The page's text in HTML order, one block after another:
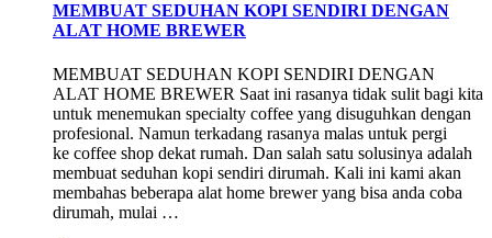
MEMBUAT SEDUHAN KOPI SENDIRI DENGAN
ALAT HOME BREWER
MEMBUAT SEDUHAN KOPI SENDIRI DENGAN
ALAT HOME BREWER Saat ini rasanya tidak sulit bagi kita
untuk menemukan specialty coffee yang disuguhkan dengan
profesional. Namun terkadang rasanya malas untuk pergi
ke coffee shop dekat rumah. Dan salah satu solusinya adalah
membuat seduhan kopi sendiri dirumah. Kali ini kami akan
membahas beberapa alat home brewer yang bisa anda coba
dirumah, mulai …